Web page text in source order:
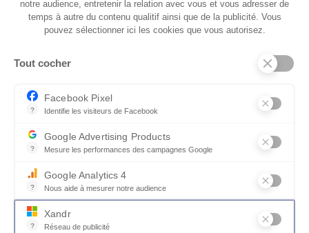
notre audience, entretenir la relation avec vous et vous adresser de
temps à autre du contenu qualitif ainsi que de la publicité. Vous
pouvez sélectionner ici les cookies que vous autorisez.
Tout cocher
?
Facebook Pixel
Identifie les visiteurs de Facebook
?
Google Advertising Products
Mesure les performances des campagnes Google
?
Google Analytics 4
Nous aide à mesurer notre audience
Essentiel pour la gestion du site web, il permet de mesurer des
?
Xandr
Réseau de publicité
QUI SOMMES-NOUS
SERVICES ET PARTENAIRES
CONSEILS
CGV & POLICY